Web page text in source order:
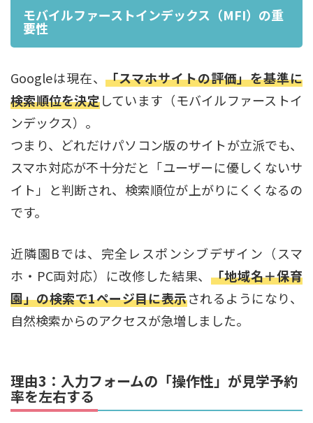
モバイルファーストインデックス（MFI）の重
要性
Googleは現在、「スマホサイトの評価」を基準に
検索順位を決定しています（モバイルファーストイ
ンデックス）。
つまり、どれだけパソコン版のサイトが立派でも、
スマホ対応が不十分だと「ユーザーに優しくないサ
イト」と判断され、検索順位が上がりにくくなるの
です。
近隣園Bでは、完全レスポンシブデザイン（スマ
ホ・PC両対応）に改修した結果、「地域名＋保育
園」の検索で1ページ目に表示されるようになり、
自然検索からのアクセスが急増しました。
理由3：入力フォームの「操作性」が見学予約
率を左右する